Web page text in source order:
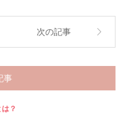
次の記事
事
？